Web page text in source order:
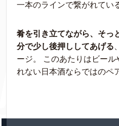
一本のラインで繋がれてい
肴を引き立てながら、そっ
分で少し後押ししてあげる
ージ。 このあたりはビー
れない日本酒ならではのペ